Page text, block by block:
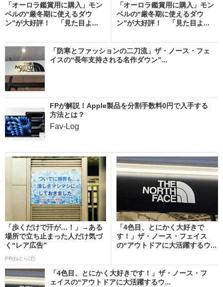
「オーロラ鑑賞用に購入」モン
ベルの“厳冬期に使えるダウ
ン”が大好評！ 「見た目よ...
「オーロラ鑑賞用に購入」モン
ベルの“厳冬期に使えるダウ
ン”が大好評！ 「見た目よ...
「防寒とファッションの二刀流」ザ・ノース・フェ
イスの“長年支持される名作ダウン”...
FPが解説！Apple製品を分割手数料0円で入手する
方法とは？
Fav-Log
「歩くだけで汗が…！」→ある
場所で立ち止まった人だけ気づ
く“レア広告”
PR(ねとらぼ)
「4色目、とにかく大好きで
す！」ザ・ノース・フェイス
の“アウトドアに大活躍するウ...
「4色目、とにかく大好きです！」ザ・ノース・フ
ェイスの“アウトドアに大活躍するウ...